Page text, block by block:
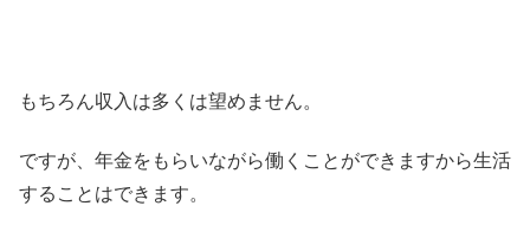
もちろん収入は多くは望めません。
ですが、年金をもらいながら働くことができますから生活
することはできます。